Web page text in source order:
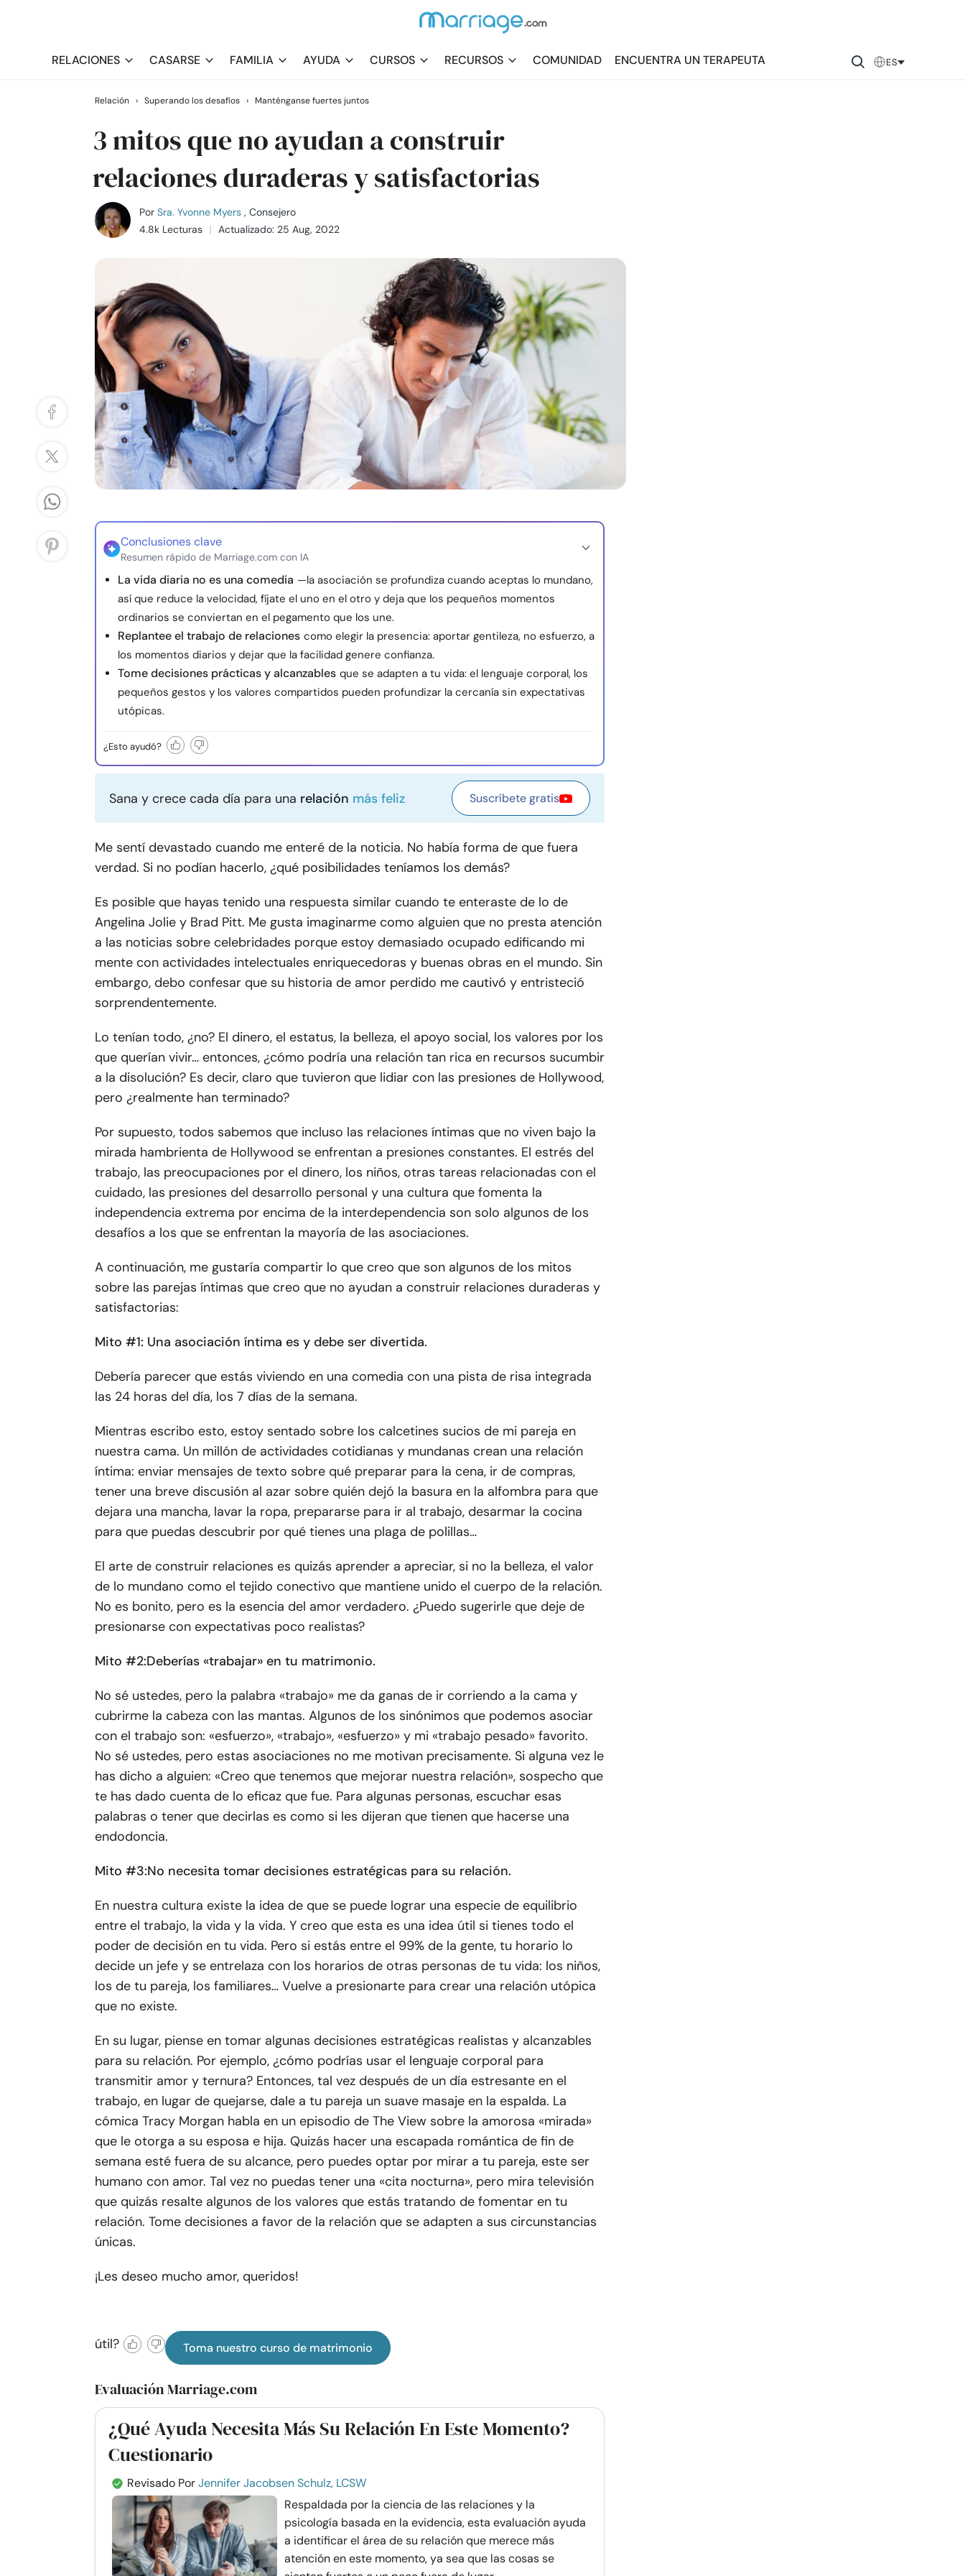
RELACIONES CASARSE FAMILIA AYUDA CURSOS RECURSOS COMUNIDAD ENCUENTRA UN TERAPEUTA ES
Relación › Superando los desafíos › Manténganse fuertes juntos
3 mitos que no ayudan a construir
relaciones duraderas y satisfactorias
Por Sra. Yvonne Myers , Consejero
4.8k Lecturas
Actualizado: 25 Aug, 2022
Conclusiones clave
Resumen rápido de Marriage.com con IA
La vida diaria no es una comedia —la asociación se profundiza cuando aceptas lo mundano,
así que reduce la velocidad, fíjate el uno en el otro y deja que los pequeños momentos
ordinarios se conviertan en el pegamento que los une.
Replantee el trabajo de relaciones como elegir la presencia: aportar gentileza, no esfuerzo, a
los momentos diarios y dejar que la facilidad genere confianza.
Tome decisiones prácticas y alcanzables que se adapten a tu vida: el lenguaje corporal, los
pequeños gestos y los valores compartidos pueden profundizar la cercanía sin expectativas
utópicas.
¿Esto ayudó?
Sana y crece cada día para una relación más feliz Suscríbete gratis
Me sentí devastado cuando me enteré de la noticia. No había forma de que fuera
verdad. Si no podían hacerlo, ¿qué posibilidades teníamos los demás?
Es posible que hayas tenido una respuesta similar cuando te enteraste de lo de
Angelina Jolie y Brad Pitt. Me gusta imaginarme como alguien que no presta atención
a las noticias sobre celebridades porque estoy demasiado ocupado edificando mi
mente con actividades intelectuales enriquecedoras y buenas obras en el mundo. Sin
embargo, debo confesar que su historia de amor perdido me cautivó y entristeció
sorprendentemente.
Lo tenían todo, ¿no? El dinero, el estatus, la belleza, el apoyo social, los valores por los
que querían vivir… entonces, ¿cómo podría una relación tan rica en recursos sucumbir
a la disolución? Es decir, claro que tuvieron que lidiar con las presiones de Hollywood,
pero ¿realmente han terminado?
Por supuesto, todos sabemos que incluso las relaciones íntimas que no viven bajo la
mirada hambrienta de Hollywood se enfrentan a presiones constantes. El estrés del
trabajo, las preocupaciones por el dinero, los niños, otras tareas relacionadas con el
cuidado, las presiones del desarrollo personal y una cultura que fomenta la
independencia extrema por encima de la interdependencia son solo algunos de los
desafíos a los que se enfrentan la mayoría de las asociaciones.
A continuación, me gustaría compartir lo que creo que son algunos de los mitos
sobre las parejas íntimas que creo que no ayudan a construir relaciones duraderas y
satisfactorias:
Mito #1: Una asociación íntima es y debe ser divertida.
Debería parecer que estás viviendo en una comedia con una pista de risa integrada
las 24 horas del día, los 7 días de la semana.
Mientras escribo esto, estoy sentado sobre los calcetines sucios de mi pareja en
nuestra cama. Un millón de actividades cotidianas y mundanas crean una relación
íntima: enviar mensajes de texto sobre qué preparar para la cena, ir de compras,
tener una breve discusión al azar sobre quién dejó la basura en la alfombra para que
dejara una mancha, lavar la ropa, prepararse para ir al trabajo, desarmar la cocina
para que puedas descubrir por qué tienes una plaga de polillas…
El arte de construir relaciones es quizás aprender a apreciar, si no la belleza, el valor
de lo mundano como el tejido conectivo que mantiene unido el cuerpo de la relación.
No es bonito, pero es la esencia del amor verdadero. ¿Puedo sugerirle que deje de
presionarse con expectativas poco realistas?
Mito #2:Deberías «trabajar» en tu matrimonio.
No sé ustedes, pero la palabra «trabajo» me da ganas de ir corriendo a la cama y
cubrirme la cabeza con las mantas. Algunos de los sinónimos que podemos asociar
con el trabajo son: «esfuerzo», «trabajo», «esfuerzo» y mi «trabajo pesado» favorito.
No sé ustedes, pero estas asociaciones no me motivan precisamente. Si alguna vez le
has dicho a alguien: «Creo que tenemos que mejorar nuestra relación», sospecho que
te has dado cuenta de lo eficaz que fue. Para algunas personas, escuchar esas
palabras o tener que decirlas es como si les dijeran que tienen que hacerse una
endodoncia.
Mito #3:No necesita tomar decisiones estratégicas para su relación.
En nuestra cultura existe la idea de que se puede lograr una especie de equilibrio
entre el trabajo, la vida y la vida. Y creo que esta es una idea útil si tienes todo el
poder de decisión en tu vida. Pero si estás entre el 99% de la gente, tu horario lo
decide un jefe y se entrelaza con los horarios de otras personas de tu vida: los niños,
los de tu pareja, los familiares… Vuelve a presionarte para crear una relación utópica
que no existe.
En su lugar, piense en tomar algunas decisiones estratégicas realistas y alcanzables
para su relación. Por ejemplo, ¿cómo podrías usar el lenguaje corporal para
transmitir amor y ternura? Entonces, tal vez después de un día estresante en el
trabajo, en lugar de quejarse, dale a tu pareja un suave masaje en la espalda. La
cómica Tracy Morgan habla en un episodio de The View sobre la amorosa «mirada»
que le otorga a su esposa e hija. Quizás hacer una escapada romántica de fin de
semana esté fuera de su alcance, pero puedes optar por mirar a tu pareja, este ser
humano con amor. Tal vez no puedas tener una «cita nocturna», pero mira televisión
que quizás resalte algunos de los valores que estás tratando de fomentar en tu
relación. Tome decisiones a favor de la relación que se adapten a sus circunstancias
únicas.
¡Les deseo mucho amor, queridos!
útil? Toma nuestro curso de matrimonio
Evaluación Marriage.com
¿Qué Ayuda Necesita Más Su Relación En Este Momento?
Cuestionario
Revisado PorJennifer Jacobsen Schulz, LCSW
Respaldada por la ciencia de las relaciones y la
psicología basada en la evidencia, esta evaluación ayuda
a identificar el área de su relación que merece más
atención en este momento, ya sea que las cosas se